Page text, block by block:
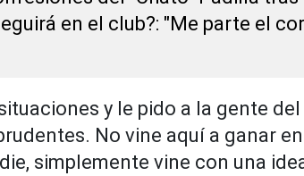
en el club?: "Me parte el
y le pido a la gente
No vine aquí a ganar
simplemente vine con una